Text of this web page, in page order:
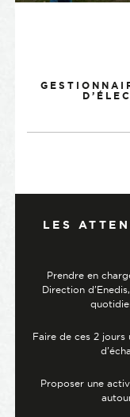
LES
Prendre en
Direction
Faire de ces 2
Proposer une